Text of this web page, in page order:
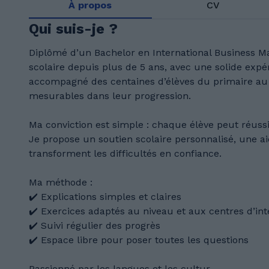
À propos CV
Qui suis-je ?
Diplômé d’un Bachelor en International Business
scolaire depuis plus de 5 ans, avec une solide
accompagné des centaines d’élèves du primaire
mesurables dans leur progression.
Ma conviction est simple : chaque élève peut
Je propose un soutien scolaire personnalisé, une
transforment les difficultés en confiance.
Ma méthode :
✔️ Explications simples et claires
✔️ Exercices adaptés au niveau et aux centres
✔️ Suivi régulier des progrès
✔️ Espace libre pour poser toutes les questions